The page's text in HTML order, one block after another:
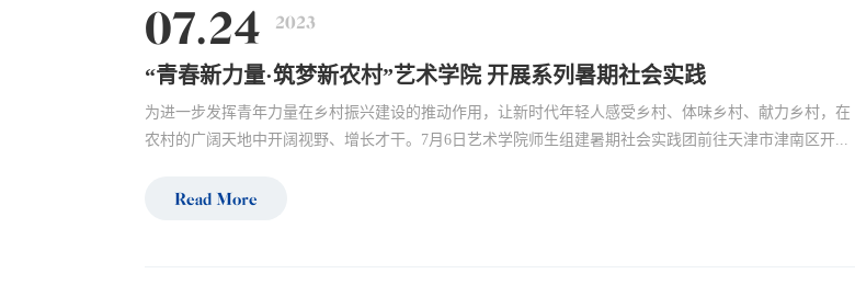
07.24 2023
“青春新力量·筑梦新农村”艺术学院 开展系列暑期社会实践
为进一步发挥青年力量在乡村振兴建设的推动作用，让新时代年轻人感受乡村、体味乡村、献力乡村，在
农村的广阔天地中开阔视野、增长才干。7月6日艺术学院师生组建暑期社会实践团前往天津市津南区开...
Read More